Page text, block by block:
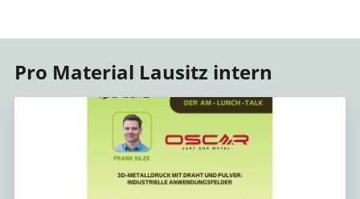
Pro Material Lausitz intern